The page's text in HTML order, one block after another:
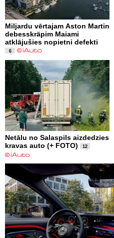
Miljardu vērtajam Aston Martin
debesskrāpim Maiami
atklājušies nopietni defekti
6
Netālu no Salaspils aizdedzies
kravas auto (+ FOTO)
12